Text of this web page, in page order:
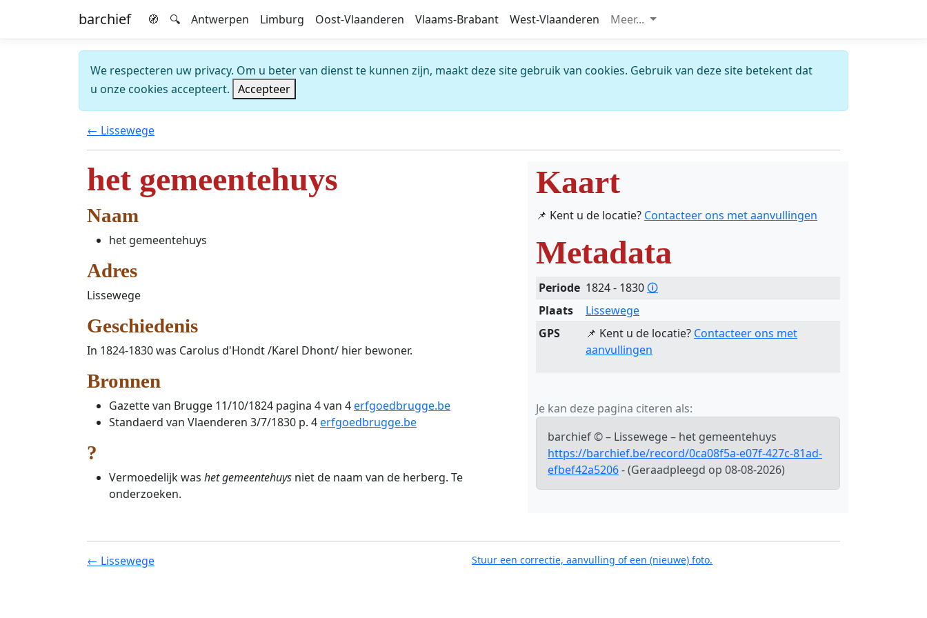
barchief 🧭 🔍 Antwerpen Limburg Oost-Vlaanderen Vlaams-Brabant West-Vlaanderen Meer...
We respecteren uw privacy. Om u beter van dienst te kunnen zijn, maakt deze site gebruik van cookies. Gebruik van deze site betekent dat
u onze cookies accepteert. Accepteer
← Lissewege
het gemeentehuys
Naam
het gemeentehuys
Adres
Lissewege
Geschiedenis
In 1824-1830 was Carolus d'Hondt /Karel Dhont/ hier bewoner.
Bronnen
Gazette van Brugge 11/10/1824 pagina 4 van 4erfgoedbrugge.be
Standaerd van Vlaenderen 3/7/1830 p. 4erfgoedbrugge.be
?
Vermoedelijk was het gemeentehuys niet de naam van de herberg. Te
onderzoeken.
Kaart
📌 Kent u de locatie? Contacteer ons met aanvullingen
Metadata
Periode 1824 - 1830🛈
Plaats
Lissewege
GPS
📌 Kent u de locatie? Contacteer ons met
aanvullingen
Je kan deze pagina citeren als:
barchief © – Lissewege – het gemeentehuys
https://barchief.be/record/0ca08f5a-e07f-427c-81ad-
efbef42a5206- (Geraadpleegd op 08-08-2026)
← Lissewege Stuur een correctie, aanvulling of een (nieuwe) foto.